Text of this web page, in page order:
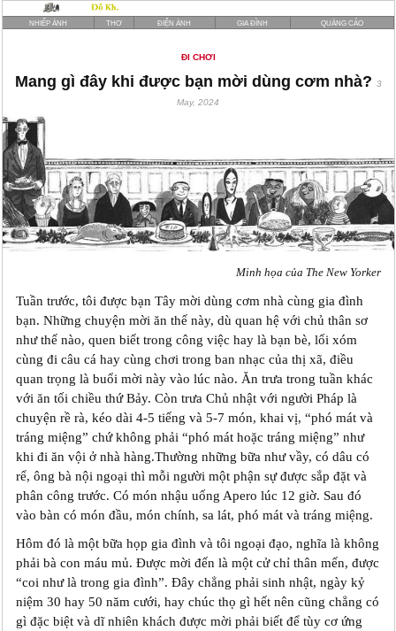
NHIẾP ẢNH THƠ ĐIỆN ẢNH GIA ĐÌNH QUẢNG CÁO
ĐI CHƠI
Mang gì đây khi được bạn mời dùng cơm nhà? 3
May, 2024
Minh họa của The New Yorker
Tuần trước, tôi được bạn Tây mời dùng cơm nhà cùng gia đình
bạn. Những chuyện mời ăn thế này, dù quan hệ với chủ thân sơ
như thế nào, quen biết trong công việc hay là bạn bè, lối xóm
cùng đi câu cá hay cùng chơi trong ban nhạc của thị xã, điều
quan trọng là buổi mời này vào lúc nào. Ăn trưa trong tuần khác
với ăn tối chiều thứ Bảy. Còn trưa Chủ nhật với người Pháp là
chuyện rề rà, kéo dài 4-5 tiếng và 5-7 món, khai vị, “phó mát và
tráng miệng” chứ không phải “phó mát hoặc tráng miệng” như
khi đi ăn vội ở nhà hàng.Thường những bữa như vầy, có dâu có
rể, ông bà nội ngoại thì mỗi người một phận sự được sắp đặt và
phân công trước. Có món nhậu uống Apero lúc 12 giờ. Sau đó
vào bàn có món đầu, món chính, sa lát, phó mát và tráng miệng.
Hôm đó là một bữa họp gia đình và tôi ngoại đạo, nghĩa là không
phải bà con máu mủ. Được mời đến là một cử chỉ thân mến, được
“coi như là trong gia đình”. Đây chẳng phải sinh nhật, ngày kỷ
niệm 30 hay 50 năm cưới, hay chúc thọ gì hết nên cũng chẳng có
gì đặc biệt và dĩ nhiên khách được mời phải biết để tùy cơ ứng